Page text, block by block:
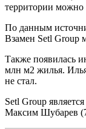
территории можно
По данным
Взамен Setl Group
Также появилась
млн м2 жилья. Илья
не стал.
Setl Group
Максим Шубарев